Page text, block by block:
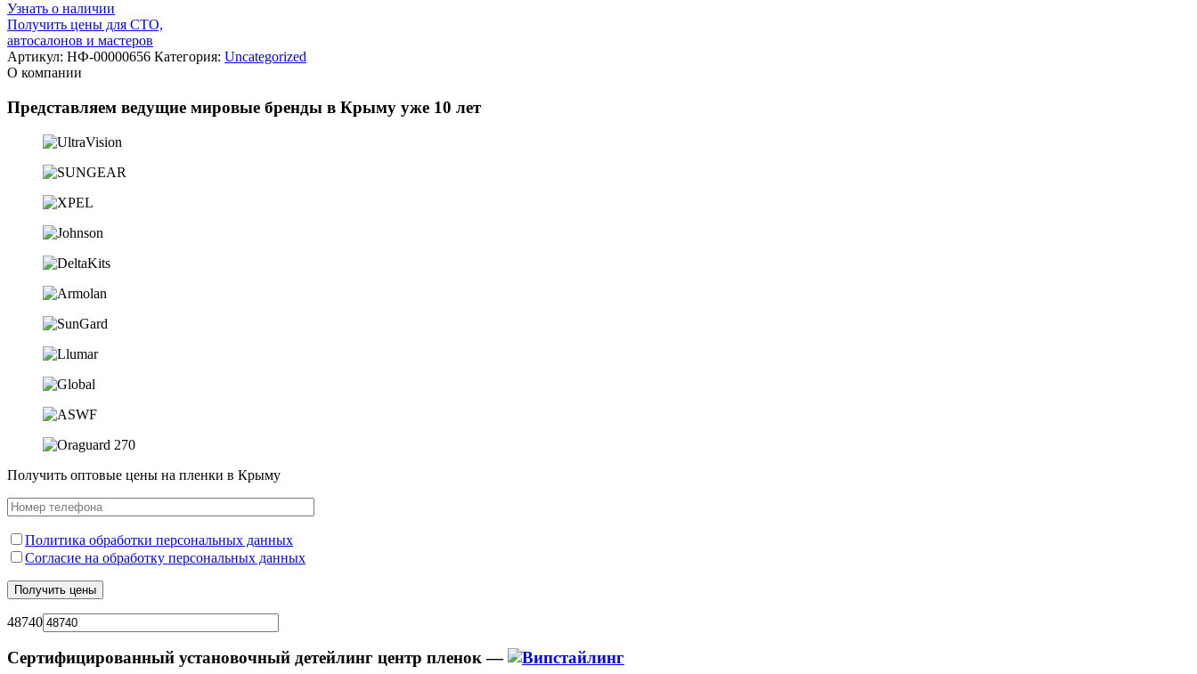
Узнать о наличии
Получить цены для СТО,
автосалонов и мастеров
Артикул: НФ-00000656 Категория: Uncategorized
О компании
Представляем ведущие мировые бренды в Крыму уже 10 лет
Получить оптовые цены на пленки в Крыму
Политика обработки персональных данных
Согласие на обработку персональных данных
48740
Сертифицированный установочный детейлинг центр пленок —